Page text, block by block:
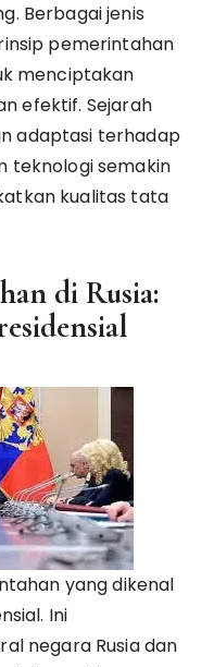
Berbagai jenis
pemerintahan
menciptakan
efektif. Sejarah
adaptasi terhadap
teknologi semakin
kualitas tata
di Rusia:
yang dikenal
Ini
negara Rusia dan